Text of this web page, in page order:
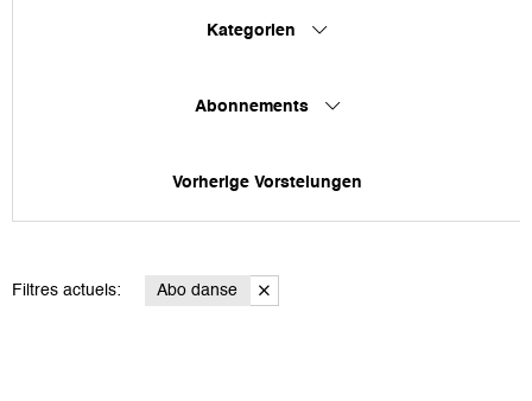
Kategorien
Abonnements
Vorherige Vorstelungen
Filtres actuels: Abo danse